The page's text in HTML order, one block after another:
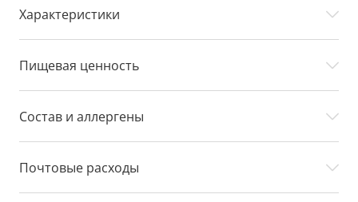
Характеристики
Пищевая ценность
Состав и аллергены
Почтовые расходы